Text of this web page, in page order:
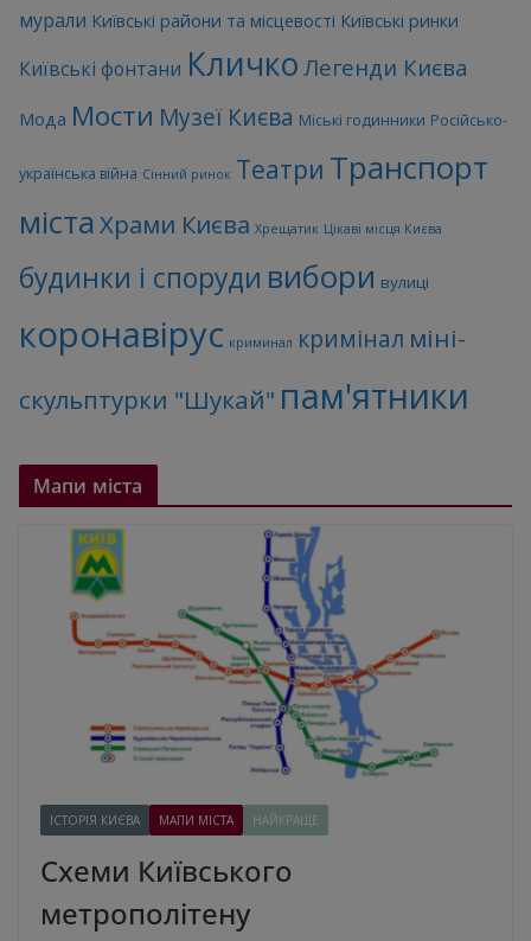
мурали Київські райони та місцевості Київські ринки
Київські фонтани Кличко Легенди Києва
Мода Мости Музеї Києва Міські годинники Російсько-
українська війна Сінний ринок Театри Транспорт
міста Храми Києва Хрещатик Цікаві місця Києва
будинки і споруди вибори вулиці
коронавірус криминал кримінал міні-
скульптурки "Шукай" пам'ятники
Мапи міста
ІСТОРІЯ КИЄВА МАПИ МІСТА НАЙКРАЩЕ
Схеми Київського
метрополітену